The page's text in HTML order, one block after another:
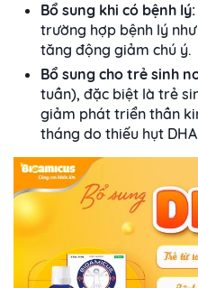
Bổ sung khi có bệnh lý:
trường hợp bệnh lý
tăng động giảm chú ý.
Bổ sung cho trẻ sinh
tuần), đặc biệt là trẻ
giảm phát triển thần
tháng do thiếu hụt